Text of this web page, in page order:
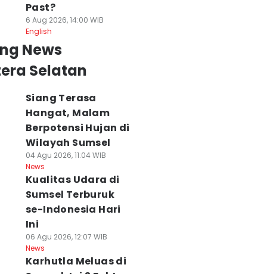
Past?
6 Aug 2026, 14:00 WIB
English
News
Selatan
Siang Terasa
Hangat, Malam
Berpotensi Hujan di
Wilayah Sumsel
04 Agu 2026, 11:04 WIB
News
Kualitas Udara di
Sumsel Terburuk
se-Indonesia Hari
Ini
06 Agu 2026, 12:07 WIB
News
Karhutla Meluas di